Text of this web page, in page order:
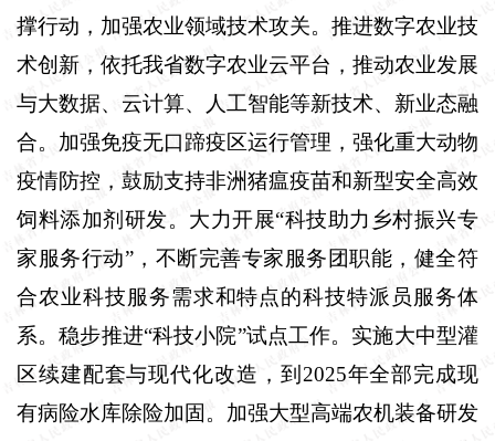
撑行动，加强农业领域技术攻关。推进数字农业技
术创新，依托我省数字农业云平台，推动农业发展
与大数据、云计算、人工智能等新技术、新业态融
合。加强免疫无口蹄疫区运行管理，强化重大动物
疫情防控，鼓励支持非洲猪瘟疫苗和新型安全高效
饲料添加剂研发。大力开展“科技助力乡村振兴专
家服务行动”，不断完善专家服务团职能，健全符
合农业科技服务需求和特点的科技特派员服务体
系。稳步推进“科技小院”试点工作。实施大中型灌
区续建配套与现代化改造，到 2025年全部完成现
有病险水库除险加固。加强大型高端农机装备研发